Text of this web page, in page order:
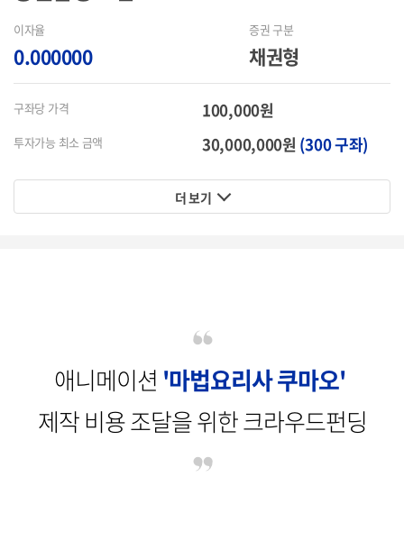
이자율
0.000000
증권 구분
채권형
구좌당 가격 100,000원
투자가능 최소 금액 30,000,000원 (300 구좌)
더 보기
애니메이션 '마법요리사 쿠마오'
제작 비용 조달을 위한 크라우드펀딩